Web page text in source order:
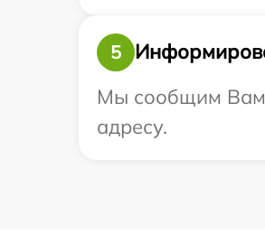
5
Мы сообщим Вам
адресу.